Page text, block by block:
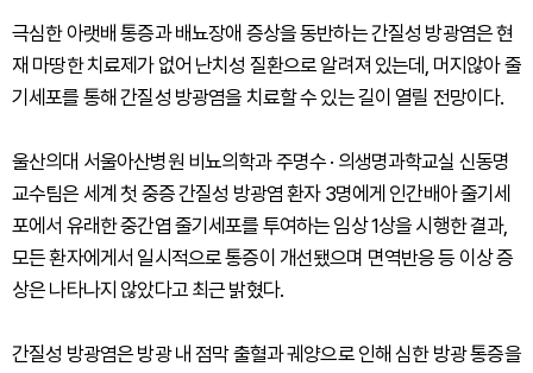
극심한 아랫배 통증과 배뇨장애 증상을 동반하는 간질성 방광염은 현
재 마땅한 치료제가 없어 난치성 질환으로 알려져 있는데, 머지않아 줄
기세포를 통해 간질성 방광염을 치료할 수 있는 길이 열릴 전망이다.
울산의대 서울아산병원 비뇨의학과 주명수 · 의생명과학교실 신동명
교수팀은 세계 첫 중증 간질성 방광염 환자 3명에게 인간배아 줄기세
포에서 유래한 중간엽 줄기세포를 투여하는 임상 1상을 시행한 결과,
모든 환자에게서 일시적으로 통증이 개선됐으며 면역반응 등 이상 증
상은 나타나지 않았다고 최근 밝혔다.
간질성 방광염은 방광 내 점막 출혈과 궤양으로 인해 심한 방광 통증을